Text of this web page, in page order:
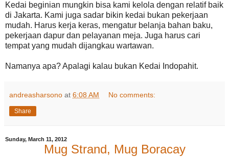
Kedai beginian mungkin bisa kami kelola dengan relatif baik
di Jakarta. Kami juga sadar bikin kedai bukan pekerjaan
mudah. Harus kerja keras, mengatur belanja bahan baku,
pekerjaan dapur dan pelayanan meja. Juga harus cari
tempat yang mudah dijangkau wartawan.
Namanya apa? Apalagi kalau bukan Kedai Indopahit.
andreasharsono at 6:08 AM No comments:
Share
Sunday, March 11, 2012
Mug Strand, Mug Boracay